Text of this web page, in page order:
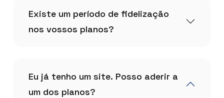
Existe um período de fidelização
nos vossos planos?
Eu já tenho um site. Posso aderir a
um dos planos?